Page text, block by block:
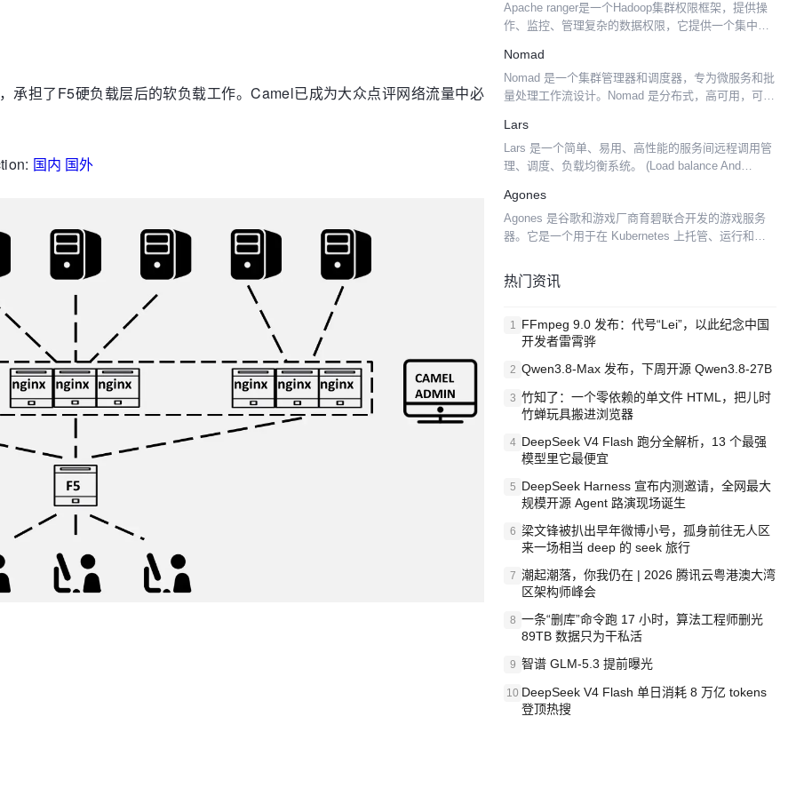
承担了F5硬负载层后的软负载工作。Camel已成为大众点评网络流量中必
国内 国外
Apache ranger是一个Hadoop集群权限框架，提供操
作、监控、管理复杂的数据权限，它提供一个集中的
权限。 Apache Ranger...
Nomad
Nomad 是一个集群管理器和调度器，专为微服务和批
量处理工作流设计。Nomad 是分布式，高可用，可扩
一个常规工作流跨基础设施部署应用。开发者使用...
Lars
Lars 是一个简单、易用、高性能的服务间远程调用管
理、调度、负载均衡系统。 (Load balance And
境: L...
Agones
Agones 是谷歌和游戏厂商育碧联合开发的游戏服务
器。它是一个用于在 Kubernetes 上托管、运行和扩
谷歌将会使用 Kubernetes 实现服...
热门资讯
1 FFmpeg 9.0 发布：代号“Lei”，以此纪念中国
开发者雷霄骅
2 Qwen3.8-Max 发布，下周开源 Qwen3.8-27B
3 竹知了：一个零依赖的单文件 HTML，把儿时
竹蝉玩具搬进浏览器
4 DeepSeek V4 Flash 跑分全解析，13 个最强
模型里它最便宜
5 DeepSeek Harness 宣布内测邀请，全网最大
规模开源 Agent 路演现场诞生
6 梁文锋被扒出早年微博小号，孤身前往无人区
来一场相当 deep 的 seek 旅行
7 潮起潮落，你我仍在 | 2026 腾讯云粤港澳大湾
区架构师峰会
8 一条“删库”命令跑 17 小时，算法工程师删光
89TB 数据只为干私活
9 智谱 GLM-5.3 提前曝光
10 DeepSeek V4 Flash 单日消耗 8 万亿 tokens
登顶热搜